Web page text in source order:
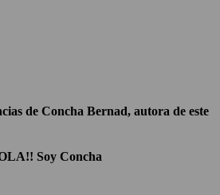
de Concha Bernad, autora de este
Soy Concha